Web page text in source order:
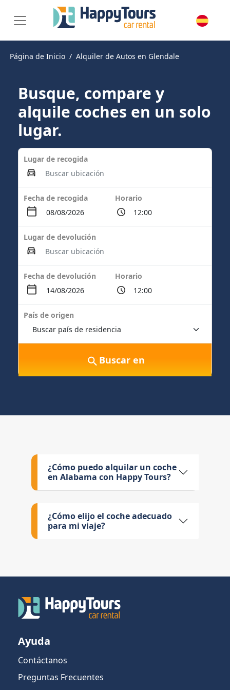
Página de Inicio Alquiler de Autos en Glendale
Busque, compare y
alquile coches en un solo
lugar.
Lugar de recogida
Fecha de recogida Horario
Lugar de devolución
Fecha de devolución Horario
País de origen
Buscar en
¿Cómo puedo alquilar un coche
en Alabama con Happy Tours?
¿Cómo elijo el coche adecuado
para mi viaje?
Ayuda
Contáctanos
Preguntas Frecuentes